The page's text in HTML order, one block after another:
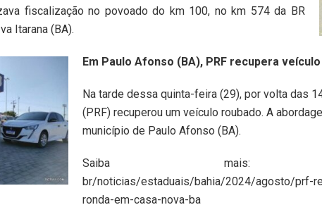
fiscalização no povoado do km 100, no km 574 da BR
Itarana (BA).
Em Paulo Afonso (BA), PRF recupera
Na tarde dessa quinta-feira (29), por volta das
(PRF) recuperou um veículo roubado. A
município de Paulo Afonso (BA).
Saiba mais: https://
br/noticias/estaduais/bahia/2024/agosto/prf-
ronda-em-casa-nova-ba